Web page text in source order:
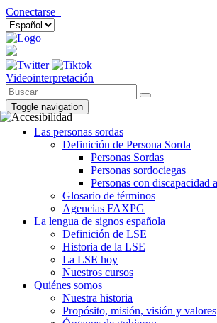
Conectarse
Videointerpretación
Toggle navigation
Las personas sordas
Definición de Persona Sorda
Personas Sordas
Personas sordociegas
Personas con discapacidad
Glosario de términos
Agencias FAXPG
La lengua de signos española
Definición de LSE
Historia de la LSE
La LSE hoy
Nuestros cursos
Quiénes somos
Nuestra historia
Propósito, misión, visión y valores